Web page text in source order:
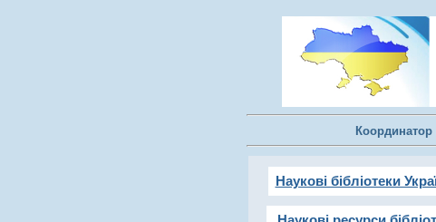
Координатор
Наукові бібліотеки